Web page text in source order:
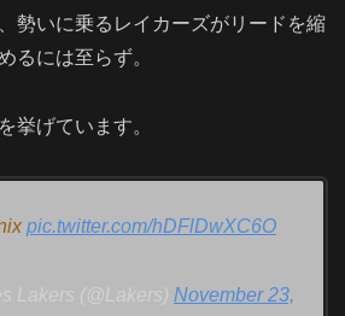
勢いに乗るレイカーズがリードを縮
るには至らず。
挙げています。
pic.twitter.com/hDFlDwXC6O
Lakers (@Lakers) November 23,